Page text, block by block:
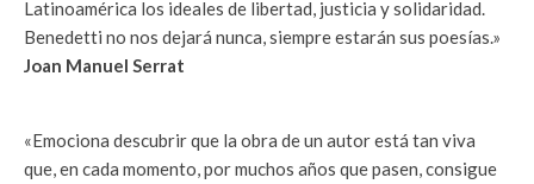
Latinoamérica los ideales de libertad, justicia y solidaridad.
Benedetti no nos dejará nunca, siempre estarán sus poesías.»
Joan Manuel Serrat
«Emociona descubrir que la obra de un autor está tan viva
que, en cada momento, por muchos años que pasen, consigue